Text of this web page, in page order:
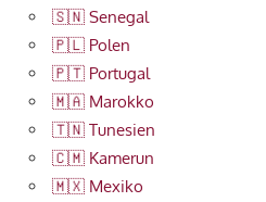
🇸🇳 Senegal
🇵🇱 Polen
🇵🇹 Portugal
🇲🇦 Marokko
🇹🇳 Tunesien
🇨🇲 Kamerun
🇲🇽 Mexiko